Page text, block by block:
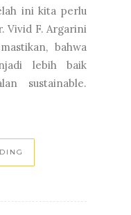
ini kita perlu
Vivid F. Argarini
bahwa
lebih baik
sustainable.